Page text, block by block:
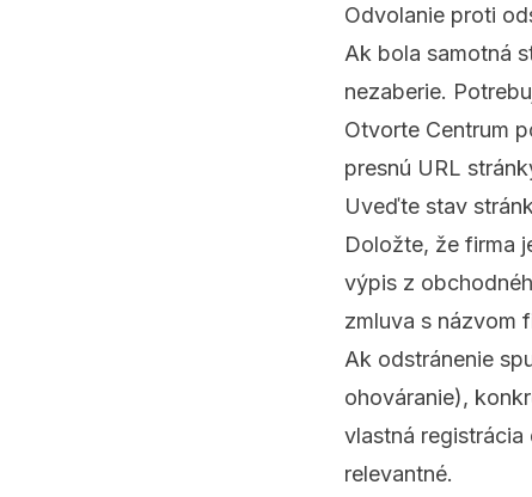
Odvolanie proti
Ak bola samotná
nezaberie.
Otvorte Centrum
presnú URL
Uveďte stav
Doložte, že firma
výpis z
zmluva s názvom
Ak odstránenie
ohováranie),
vlastná
relevantné.